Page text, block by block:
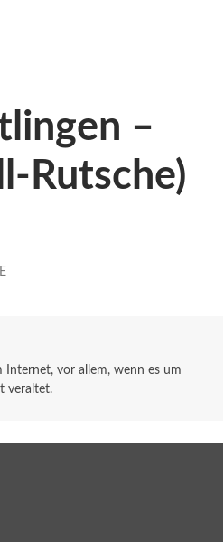
–
Rutsche)
Internet, vor allem, wenn es um
veraltet.